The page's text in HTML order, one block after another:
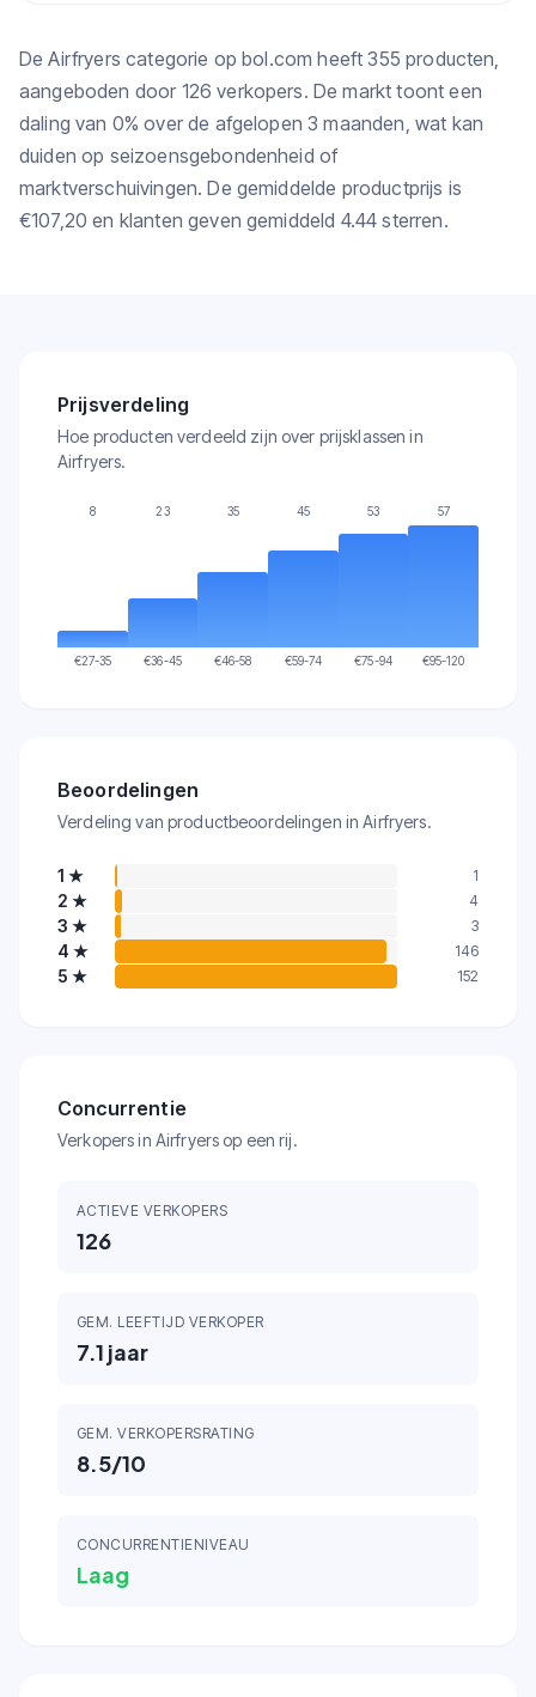
De Airfryers categorie op bol.com heeft 355 producten,
aangeboden door 126 verkopers. De markt toont een
daling van 0% over de afgelopen 3 maanden, wat kan
duiden op seizoensgebondenheid of
marktverschuivingen. De gemiddelde productprijs is
€107,20 en klanten geven gemiddeld 4.44 sterren.
Prijsverdeling
Hoe producten verdeeld zijn over prijsklassen in
Airfryers.
8
€27-35
23
€36-45
35
€46-58
45
€59-74
53
€75-94
57
€95-120
Beoordelingen
Verdeling van productbeoordelingen in Airfryers.
1 ★ 1
2 ★ 4
3 ★ 3
4 ★ 146
5 ★ 152
Concurrentie
Verkopers in Airfryers op een rij.
ACTIEVE VERKOPERS
126
GEM. LEEFTIJD VERKOPER
7.1 jaar
GEM. VERKOPERSRATING
8.5/10
CONCURRENTIENIVEAU
Laag